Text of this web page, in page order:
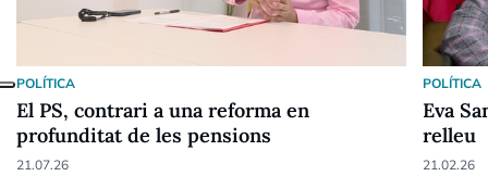
POLÍTICA
El PS, contrari a una reforma en
profunditat de les pensions
21.07.26
POLÍTICA
Eva
relleu
21.02.26